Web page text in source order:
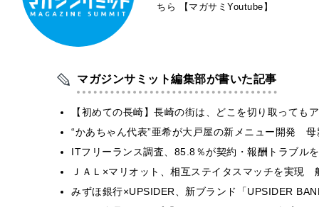
ちら
【マガサミYoutube】
マガジンサミット編集部が書いた記事
【初めての長崎】長崎の街は、どこを切り取って
“かあちゃん代表”亜希が大戸屋の新メニュー開発
ITフリーランス調査、85.8％が契約・報酬トラブ
ＪＡＬ×マリオット、相互ステイタスマッチを実
みずほ銀行×UPSIDER、新ブランド「UPSIDER